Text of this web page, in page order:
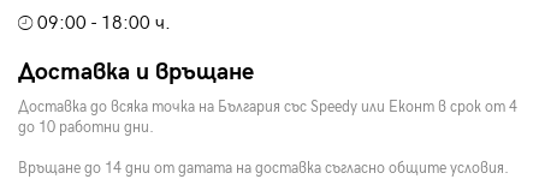
09:00 - 18:00 ч.
Доставка и връщане
Доставка до всяка точка на България със Speedy или Еконт в срок от 4
до 10 работни дни.
Връщане до 14 дни от датата на доставка съгласно общите условия.